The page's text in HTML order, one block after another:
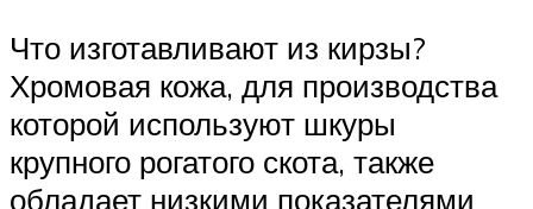
Что изготавливают из кирзы?
Хромовая кожа, для производства
которой используют шкуры
крупного рогатого скота, также
обладает низкими показателями